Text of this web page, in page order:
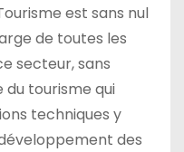
est sans nul
de toutes les
secteur, sans
tourisme qui
techniques y
des